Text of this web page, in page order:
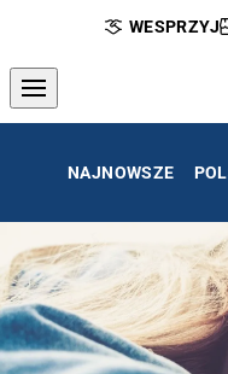
WESPRZYJ
NAJNOWSZE